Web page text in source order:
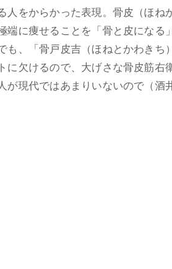
をからかった表現。骨皮（ほ
端に痩せることを「骨と皮にな
も、「骨戸皮吉（ほねとかわき
に欠けるので、大げさな骨皮筋
が現代ではあまりいないので（